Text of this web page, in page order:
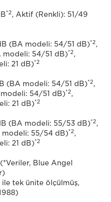
*2, Aktif (Renkli): 51/49
(BA modeli: 54/51 dB)*2,
54/51 dB)*2,
21 dB)*2
(BA modeli: 54/51 dB)*2,
54/51 dB)*2,
21 dB)*2
(BA modeli: 55/53 dB)*2,
modeli: 55/54 dB)*2,
21 dB)*2
Blue Angel
ile tek ünite ölçülmüş,